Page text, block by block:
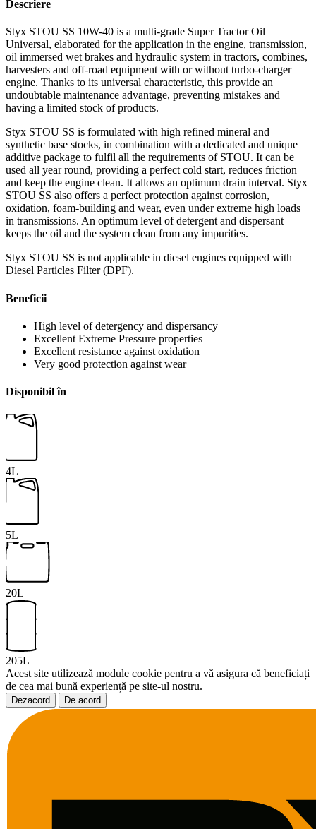
Descriere
Styx STOU SS 10W-40 is a multi-grade Super Tractor Oil
Universal, elaborated for the application in the engine, transmission,
oil immersed wet brakes and hydraulic system in tractors, combines,
harvesters and off-road equipment with or without turbo-charger
engine. Thanks to its universal characteristic, this provide an
undoubtable maintenance advantage, preventing mistakes and
having a limited stock of products.
Styx STOU SS is formulated with high refined mineral and
synthetic base stocks, in combination with a dedicated and unique
additive package to fulfil all the requirements of STOU. It can be
used all year round, providing a perfect cold start, reduces friction
and keep the engine clean. It allows an optimum drain interval. Styx
STOU SS also offers a perfect protection against corrosion,
oxidation, foam-building and wear, even under extreme high loads
in transmissions. An optimum level of detergent and dispersant
keeps the oil and the system clean from any impurities.
Styx STOU SS is not applicable in diesel engines equipped with
Diesel Particles Filter (DPF).
Beneficii
High level of detergency and dispersancy
Excellent Extreme Pressure properties
Excellent resistance against oxidation
Very good protection against wear
Disponibil în
4L
5L
20L
205L
Acest site utilizează module cookie pentru a vă asigura că beneficiați
de cea mai bună experiență pe site-ul nostru.
Dezacord De acord